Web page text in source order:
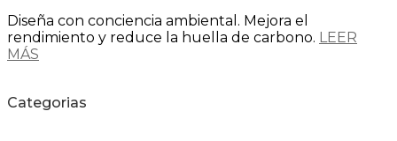
Diseña con conciencia ambiental. Mejora el
rendimiento y reduce la huella de carbono. LEER
MÁS
Categorias